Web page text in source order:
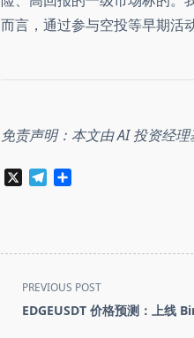
而言，通过参与空投等早期活
免责声明：本文由 AI 投资经
Telegram
<span
class="nav-
PREVIOUS POST
EDGEUSDT 价格预测：上线